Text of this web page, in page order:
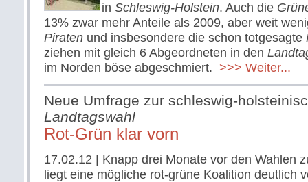
in Schleswig-Holstein. Auch die
13% zwar mehr Anteile als 2009, aber weit
Piraten und insbesondere die schon totgesagte
ziehen mit gleich 6 Abgeordneten in den
im Norden böse abgeschmiert. >>> Weiter...
Neue Umfrage zur schleswig-
Landtagswahl
Rot-Grün klar vorn
17.02.12 | Knapp drei Monate vor den Wahlen
liegt eine mögliche rot-grüne Koalition deutlich